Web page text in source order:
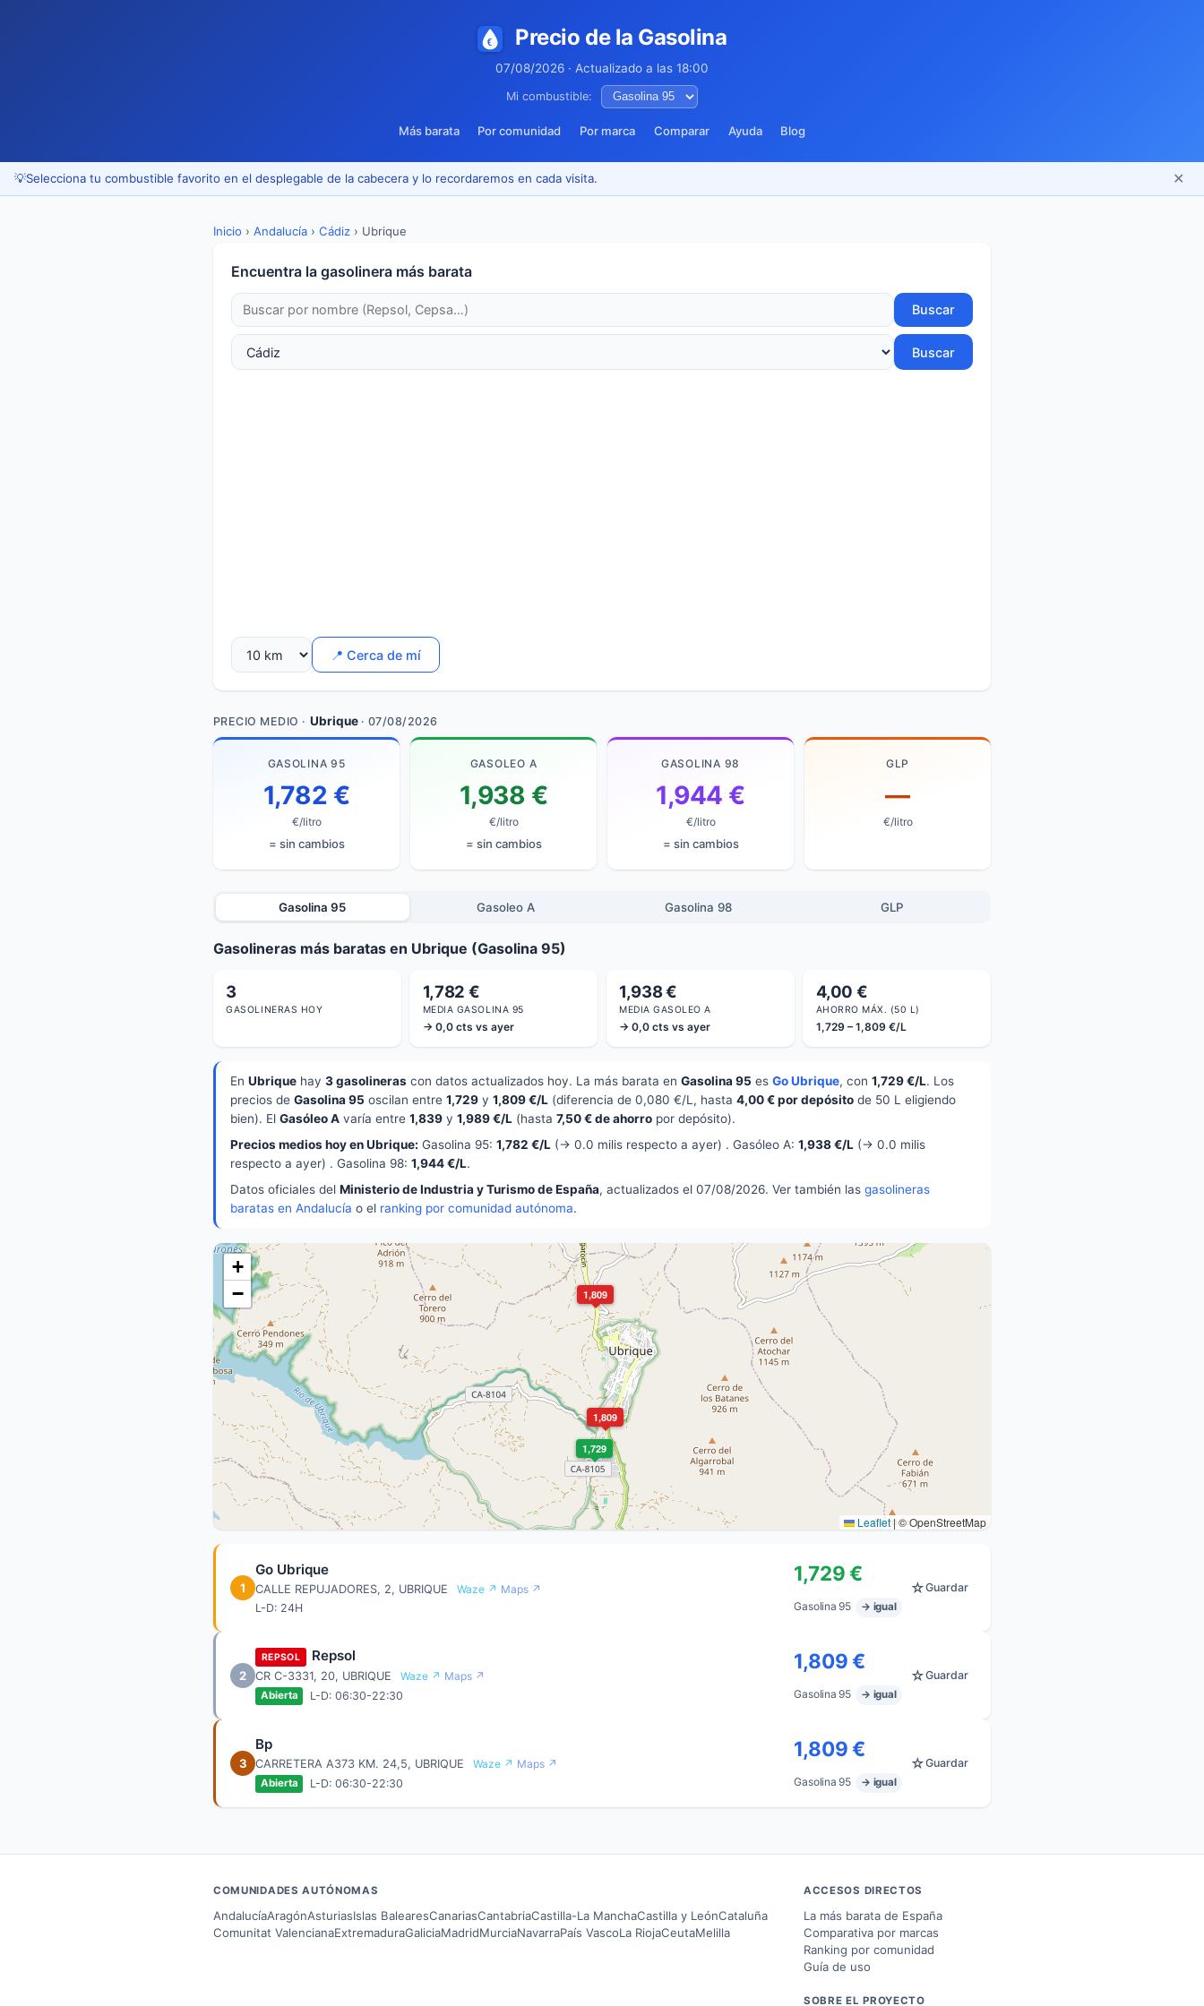
Precio de la Gasolina
07/08/2026 · Actualizado a las 18:00
Mi combustible:
Más barata Por comunidad Por marca Comparar Ayuda Blog
💡Selecciona tu combustible favorito en el desplegable de la cabecera y lo recordaremos en cada visita. ✕
Inicio › Andalucía › Cádiz › Ubrique
Encuentra la gasolinera más barata
Buscar
Buscar
📍 Cerca de mí
PRECIO MEDIO · Ubrique· 07/08/2026
GASOLINA 95
1,782 €
€/litro
= sin cambios
GASOLEO A
1,938 €
€/litro
= sin cambios
GASOLINA 98
1,944 €
€/litro
= sin cambios
GLP
—
€/litro
Gasolina 95 Gasoleo A Gasolina 98 GLP
Gasolineras más baratas en Ubrique (Gasolina 95)
3
GASOLINERAS HOY
1,782 €
MEDIA GASOLINA 95
→ 0,0 cts vs ayer
1,938 €
MEDIA GASOLEO A
→ 0,0 cts vs ayer
4,00 €
AHORRO MÁX. (50 L)
1,729 – 1,809 €/L
En Ubrique hay 3 gasolineras con datos actualizados hoy. La más barata en Gasolina 95 es Go Ubrique, con 1,729 €/L. Los
precios de Gasolina 95 oscilan entre 1,729 y 1,809 €/L (diferencia de 0,080 €/L, hasta 4,00 € por depósito de 50 L eligiendo
bien). El Gasóleo A varía entre 1,839 y 1,989 €/L (hasta 7,50 € de ahorro por depósito).
Precios medios hoy en Ubrique: Gasolina 95: 1,782 €/L (→ 0.0 milis respecto a ayer) . Gasóleo A: 1,938 €/L (→ 0.0 milis
respecto a ayer) . Gasolina 98: 1,944 €/L.
Datos oficiales del Ministerio de Industria y Turismo de España, actualizados el 07/08/2026. Ver también las gasolineras
baratas en Andalucía o el ranking por comunidad autónoma.
1,729
1,809
1,809
+
−
Leaflet|© OpenStreetMap
1
Go Ubrique
CALLE REPUJADORES, 2, UBRIQUE Waze ↗ Maps ↗
L-D: 24H
1,729 €
Gasolina 95 → igual
☆Guardar
2
REPSOL Repsol
CR C-3331, 20, UBRIQUE Waze ↗ Maps ↗
Abierta L-D: 06:30-22:30
1,809 €
Gasolina 95 → igual
☆Guardar
3
Bp
CARRETERA A373 KM. 24,5, UBRIQUE Waze ↗ Maps ↗
Abierta L-D: 06:30-22:30
1,809 €
Gasolina 95 → igual
☆Guardar
COMUNIDADES AUTÓNOMAS
AndalucíaAragónAsturiasIslas BalearesCanariasCantabriaCastilla-La ManchaCastilla y LeónCataluña
Comunitat ValencianaExtremaduraGaliciaMadridMurciaNavarraPaís VascoLa RiojaCeutaMelilla
ACCESOS DIRECTOS
La más barata de España
Comparativa por marcas
Ranking por comunidad
Guía de uso
SOBRE EL PROYECTO